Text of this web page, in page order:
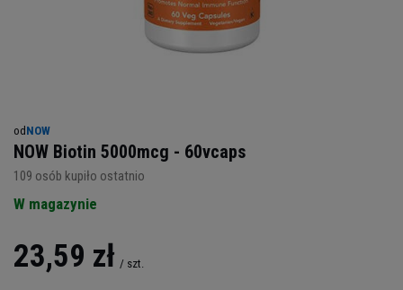
od NOW
NOW Biotin 5000mcg - 60vcaps
109 osób kupiło ostatnio
W magazynie
23,59 zł / szt.